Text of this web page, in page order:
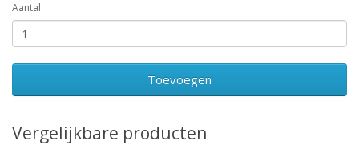
Aantal
Toevoegen
Vergelijkbare producten